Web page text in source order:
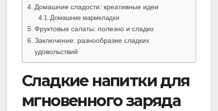
Домашние сладости: креативные идеи
Домашние мармеладки
Фруктовые салаты: полезно и сладко
Заключение: разнообразие сладких
удовольствий
Сладкие напитки для
мгновенного заряда